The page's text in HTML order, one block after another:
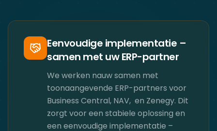
Eenvoudige implementatie –
samen met uw ERP-partner
We werken nauw samen met
toonaangevende ERP-partners voor
Business Central, NAV, ​ en Zenegy. Dit
zorgt voor een stabiele oplossing en
een eenvoudige implementatie –